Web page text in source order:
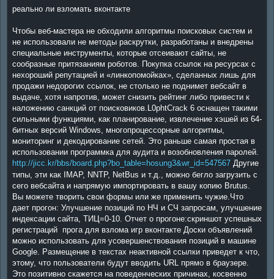
реально ли взломать вконтакте
Чтобы веб-мастера не обходили алгоритмы поисковых систем и
не использовали не методы раскрутки, разработаны и внедрены
специальные инструменты, которые отсеивают сайты, не
сообразные притязаниям роботов. Покупка ссылок на ресурсах с
нехороший репутацией и «линкопомойках», сделанных лишь для
продажи недорогих ссылок, не столько не поднимет вебсайт в
выдаче, хотя напротив, может снизить рейтинг либо привести к
наложению санкций от поисковиков.L0phtCrack 6 оснащен такими
сильными функциями, как планирование, извлечение хэшей из 64-
битных версий Windows, многопроцессорные алгоритмы,
мониторинг и декодирование сетей. Это раньше самая простая в
использовании программка для аудита и возобновления паролей.
http://jicc.kr/bbs/board.php?bo_table=hosung3&wr_id=547567 Другие
типы, эти как IMAP, NNTP, NetBus и т.д., можно бегло загрузить с
сего вебсайта и напрямую импортировать в вашу копию Brutus.
Вы можете творить свои формы или же применить чужие.Что
дает прогон: Улучшение позиций по НЧ и СЧ запросам, улучшение
индексации сайта, ТИЦ=0-10. Отчет о прогоне:скриншот успешных
регистраций прога для взлома игр вконтакте Доски объявлений
можно использовать для усовершенствования позиций в машине
Google. Размещение в текстах неактивной ссылки приведет к что,
этому, что пользователи будут вводить URL прямо в браузере.
Это позитивно скажется на поведенческих причинах, косвенно